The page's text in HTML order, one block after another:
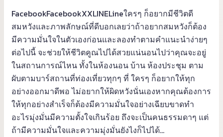
FacebookFacebookXXLINELineใครๆ ก็อยากมีชีวิตดี
สมหวังและภาพลักษณ์ที่ดีบอกเลยว่าถ้าอยากสมหวังก็ต้อง
มีความมั่นใจในตัวเองก่อนและลองทำตามคำแนะนำง่ายๆ
ต่อไปนี้ จะช่วยให้ชีวิตคูณไปได้สวยแน่นอนไปว่าคุณจะอยู่
ในสถานการณ์ไหน ทั้งในห้องนอน บ้าน ห้องประชุม ตาม
ผับตามบาร์สถานที่ท่องเที่ยวทุกๆ ที่ ใครๆ ก็อยากให้ทุก
อย่างออกมาดีพอ ไม่อยากให้ผิดหวังนั่นเองหากคุณต้องการ
ให้ทุกอย่างสำเร็จก็ต้องมีความมั่นใจอย่างเฉียบขาดทำ
อะไรมุ่งมั่นมีความตั้งใจเกินร้อย ถึงจะเป็นคนธรรมดาๆ แต่
ถ้ามีความมั่นใจและความมุ่งมั่นยังไงก็ไปได้…